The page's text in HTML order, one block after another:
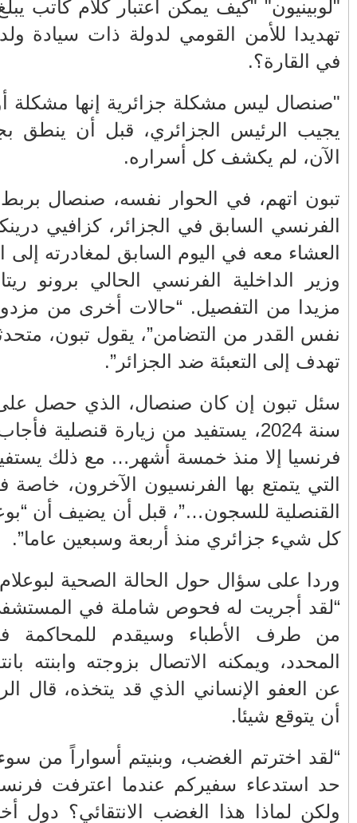
"لوبينيون" "كيف يمكن اعتبار كلام كاتب يبلغ من العمر 75 عاما
أكبر جيش
صنعوه”،
"حتى
مع السفير
أنه تناول
وكان معهما
أن يقدم
لم تثر
شعواء
الفرنسية
لم يصبح
الحقوق
بالزيارات
هو قبل
قال تبون:
العلاج
القضائي
سئل
لا يستطيع
إلى
الصحراء.
هولندا أو
استعادة الكهرباء عقب
انقطاعه في شبه
ويهاجم حماس بألفاظ
قاسية على الهواء
عين الشكاك بإقليم
صفرو.. بين واقع البنية
المبكرة(فيديو)
مول الحوت
واحتجاجات الأسواق
الأسبوعية/الاحتقان
الصامت والتراشق
بـ"الصناديق"/أخنوش
يرد بالصمت المريب
الطفلة يسرى
والمتطوعون في
بركان..أشغال معطوبة
وقنوات صرف صحي
تقتل والمحاسبة يجب
أن تطال المسؤولين
والي جهة فاس مكناس
معاذ الجامعي ينهي
معاناة المواطنين
والعمال مع شركة
سيتي باص + وثيقة
وفيديو
الأكثر قراءة
حمار أذكى من بعض البشر
صيف ساخن.. الهجرة العلنية تدق أبواب
أزمة إقليمية تهدد المغرب وأوروبا
المجيد الملكوني إلى رتبة جنرال
شارة النصر التي أدانت الجميع
باب سبتة.. جرس إنذار اجتماعي وأمني يدق
المحروقات؟
نبذة من سيرة سعيد أعراب.. نشأته
وظروف حياته الأولى 5/2